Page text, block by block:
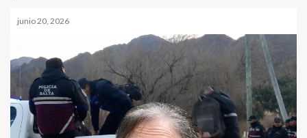
junio 20, 2026